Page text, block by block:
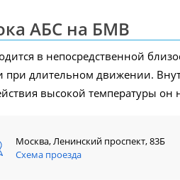
АБС на БМВ
в непосредственной
при длительном движении.
высокой температуры
Москва, Ленинский проспект, 83Б
Схема проезда